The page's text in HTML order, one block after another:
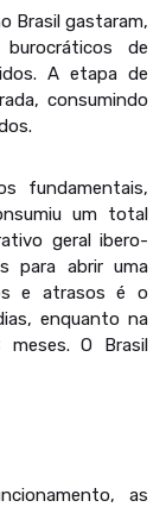
Brasil gastaram,
de
A etapa de
consumindo
fundamentais,
um total
geral ibero-
para abrir uma
e atrasos é o
enquanto na
O Brasil
as